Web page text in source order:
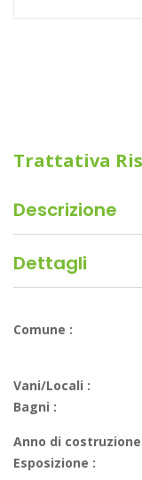
Trattativa
Descrizione
Dettagli
Comune :
Vani/Locali :
Bagni :
Anno di
Esposizione :